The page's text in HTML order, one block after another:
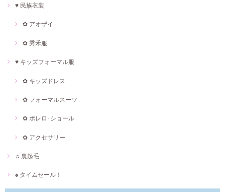
♥ 民族衣装
✿ アオザイ
✿ 秀禾服
♥ キッズフォーマル服
✿ キッズドレス
✿ フォーマルスーツ
✿ ボレロ･ショール
✿ アクセサリー
♫ 裏起毛
♠ タイムセール！